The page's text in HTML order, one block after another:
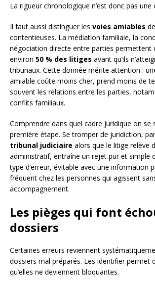
La rigueur chronologique n’est donc pas une
Il faut aussi distinguer les voies amiables
contentieuses. La médiation familiale, la
négociation directe entre parties permettent
environ 50 % des litiges avant qu’ils
tribunaux. Cette donnée mérite attention :
amiable coûte moins cher, prend moins de
souvent les relations entre les parties,
conflits familiaux.
Comprendre dans quel cadre juridique on se
première étape. Se tromper de juridiction,
tribunal judiciaire alors que le litige relève
administratif, entraîne un rejet pur et simple
type d’erreur, évitable avec une information
fréquent chez les personnes qui agissent
accompagnement.
Les pièges qui font
dossiers
Certaines erreurs reviennent
dossiers mal préparés. Les identifier permet
qu’elles ne deviennent bloquantes.